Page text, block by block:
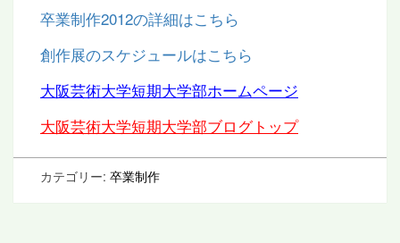
卒業制作2012の詳細はこちら
創作展のスケジュールはこちら
大阪芸術大学短期大学部ホームページ
大阪芸術大学短期大学部ブログトップ
カテゴリー: 卒業制作